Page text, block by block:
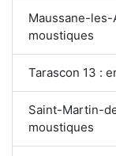
Maussane-
moustiques
Tarascon 13 :
Saint-Martin-
moustiques